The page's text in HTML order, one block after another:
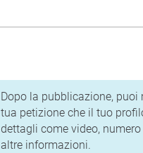
Dopo la pubblicazione,
tua petizione che il tuo
dettagli come video,
altre informazioni.